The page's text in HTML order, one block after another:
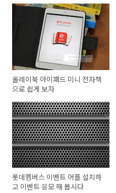
올레이북 아이패드 미니 전자책
으로 쉽게 보자
롯데멤버스 이벤트 어플 설치하
고 이벤트 응모 해 봅시다